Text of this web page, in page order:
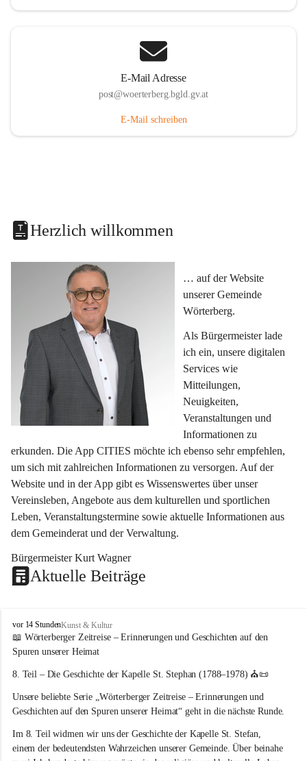
E-Mail Adresse
post@woerterberg.bgld.gv.at
E-Mail schreiben
Herzlich willkommen
… auf der Website
unserer Gemeinde
Wörterberg.
Als Bürgermeister lade
ich ein, unsere digitalen
Services wie
Mitteilungen,
Neuigkeiten,
Veranstaltungen und
Informationen zu
erkunden. Die App CITIES möchte ich ebenso sehr empfehlen,
um sich mit zahlreichen Informationen zu versorgen. Auf der
Website und in der App gibt es Wissenswertes über unser
Vereinsleben, Angebote aus dem kulturellen und sportlichen
Leben, Veranstaltungstermine sowie aktuelle Informationen aus
dem Gemeinderat und der Verwaltung.
Bürgermeister Kurt Wagner
Aktuelle Beiträge
W
ö
r
e
b
e
g
vor 14 StundenKunst & Kultur
📖 Wörterberger Zeitreise – Erinnerungen und Geschichten auf den
Spuren unserer Heimat
8. Teil – Die Geschichte der Kapelle St. Stephan (1788–1978) ⛪📜
Unsere beliebte Serie „Wörterberger Zeitreise – Erinnerungen und
Geschichten auf den Spuren unserer Heimat“ geht in die nächste Runde.
Im 8. Teil widmen wir uns der Geschichte der Kapelle St. Stefan,
einem der bedeutendsten Wahrzeichen unserer Gemeinde. Über beinahe